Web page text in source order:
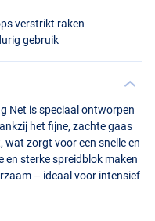
verstrikt raken
gebruik
Net is speciaal ontworpen
het fijne, zachte gaas
zorgt voor een snelle en
en sterke spreidblok maken
– ideaal voor intensief